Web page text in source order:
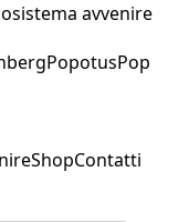
avvenire
PopotusPop
ShopContatti